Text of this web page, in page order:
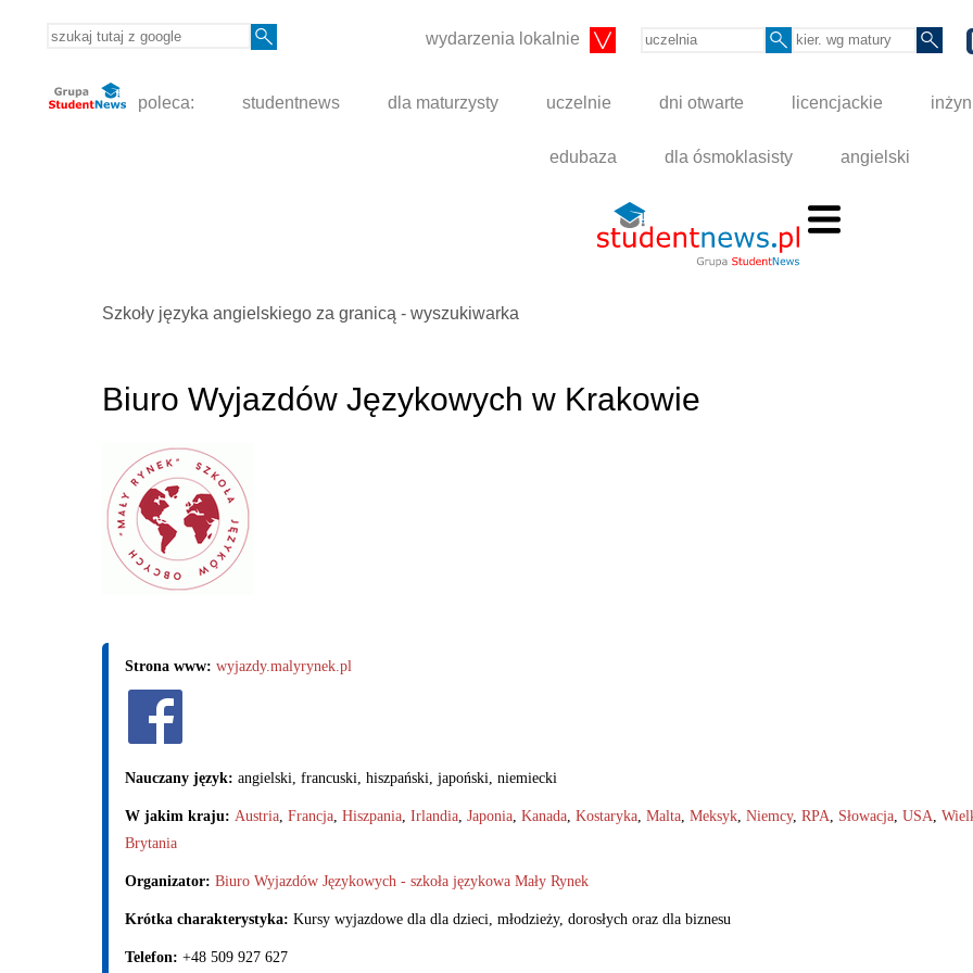
wydarzenia lokalnie
poleca: studentnews dla maturzysty uczelnie dni otwarte licencjackie
edubaza dla ósmoklasisty angielski
Szkoły języka angielskiego za granicą - wyszukiwarka
Biuro Wyjazdów Językowych w Krakowie
Strona www: wyjazdy.malyrynek.pl
Nauczany język: angielski, francuski, hiszpański, japoński, niemiecki
W jakim kraju: Austria Francja Hiszpania Irlandia Japonia Kanada Kostaryka Malta Meksyk Niemcy, RPA Słowacja USA
Brytania
Organizator: Biuro Wyjazdów Językowych - szkoła językowa Mały Rynek
Krótka charakterystyka: Kursy wyjazdowe dla dla dzieci, młodzieży, dorosłych oraz dla biznesu
Telefon: +48 509 927 627